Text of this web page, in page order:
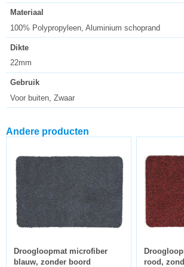
Materiaal
100% Polypropyleen, Aluminium schoprand
Dikte
22mm
Gebruik
Voor buiten, Zwaar
Andere producten
Droogloopmat microfiber
blauw, zonder boord
rood,